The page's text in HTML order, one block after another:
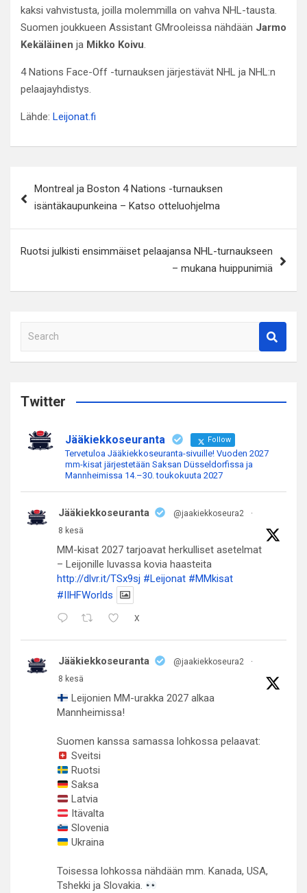
kaksi vahvistusta, joilla molemmilla on vahva NHL-tausta.
Suomen joukkueen Assistant GMrooleissa nähdään Jarmo
Kekäläinen ja Mikko Koivu.
4 Nations Face-Off -turnauksen järjestävät NHL ja NHL:n
pelaajayhdistys.
Lähde: Leijonat.fi
selaus
Montreal ja Boston 4 Nations -turnauksen
isäntäkaupunkeina – Katso otteluohjelma
Ruotsi julkisti ensimmäiset pelaajansa NHL-turnaukseen
– mukana huippunimiä
a
c
Twitter
Jääkiekkoseuranta Follow
Tervetuloa Jääkiekkoseuranta-sivuille! Vuoden 2027
mm-kisat järjestetään Saksan Düsseldorfissa ja
Mannheimissa 14.–30. toukokuuta 2027
Jääkiekkoseuranta @jaakiekkoseura2
·
8 kesä
MM-kisat 2027 tarjoavat herkulliset asetelmat
– Leijonille luvassa kovia haasteita
http://dlvr.it/TSx9sj #Leijonat #MMkisat
#IIHFWorlds
X
Jääkiekkoseuranta @jaakiekkoseura2
·
8 kesä
Leijonien MM-urakka 2027 alkaa
Mannheimissa!
Suomen kanssa samassa lohkossa pelaavat:
Sveitsi
Ruotsi
Saksa
Latvia
Itävalta
Slovenia
Ukraina
Toisessa lohkossa nähdään mm. Kanada, USA,
Tshekki ja Slovakia.